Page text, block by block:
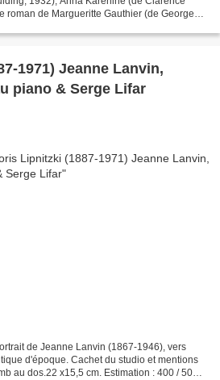
roman de Margueritte Gauthier (de George
1971) Jeanne Lanvin,
piano & Serge Lifar
de Jeanne Lanvin (1867-1946), vers
d'époque. Cachet du studio et mentions
au dos.22 x15,5 cm. Estimation : 400 / 500 €